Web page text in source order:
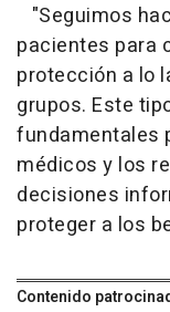
"Seguimos
pacientes para
protección a lo
grupos. Este
fundamentales
médicos y los
decisiones
proteger a los
Contenido